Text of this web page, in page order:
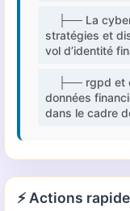
├── La
stratégies et
vol d’identité
├── rgpd et
données
dans le cadre
⚡ Actions